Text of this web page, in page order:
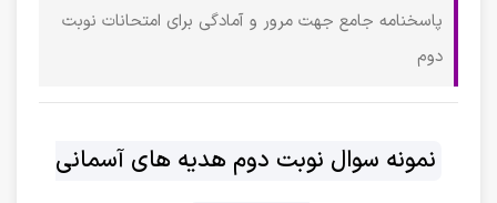
پاسخنامه جامع جهت مرور و آمادگی برای امتحانات نوبت
دوم
نمونه سوال نوبت دوم هدیه های آسمانی